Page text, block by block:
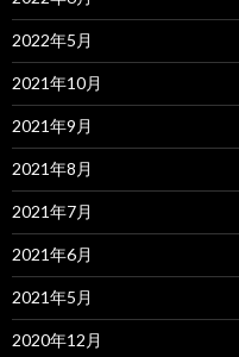
2022年5月
2021年10月
2021年9月
2021年8月
2021年7月
2021年6月
2021年5月
2020年12月